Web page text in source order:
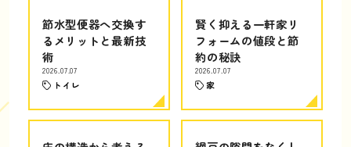
節水型便器へ交換す
るメリットと最新技
術
2026.07.07
トイレ
賢く抑える一軒家リ
フォームの値段と節
約の秘訣
2026.07.07
家